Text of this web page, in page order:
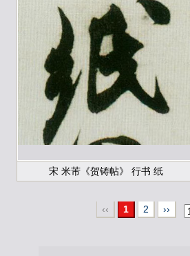
宋 米芾《贺铸帖》 行书 纸
‹‹ 1 2 ››